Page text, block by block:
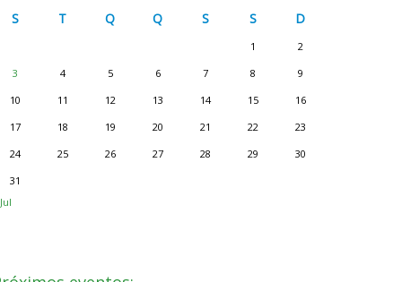
S T Q Q S S D
1
2
3
4 5 6 7 8
9
10
11 12 13 14 15
16
17
18 19 20 21 22
23
24
25 26 27 28 29
30
31